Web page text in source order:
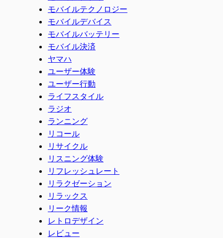
モバイルテクノロジー
モバイルデバイス
モバイルバッテリー
モバイル決済
ヤマハ
ユーザー体験
ユーザー行動
ライフスタイル
ラジオ
ランニング
リコール
リサイクル
リスニング体験
リフレッシュレート
リラクゼーション
リラックス
リーク情報
レトロデザイン
レビュー